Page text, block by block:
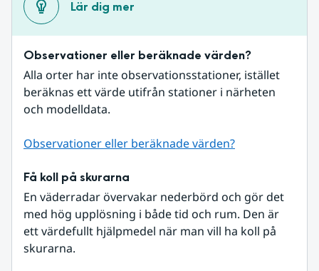
Lär dig mer
Observationer eller beräknade värden?
Alla orter har inte observationsstationer, istället
beräknas ett värde utifrån stationer i närheten
och modelldata.
Observationer eller beräknade värden?
Få koll på skurarna
En väderradar övervakar nederbörd och gör det
med hög upplösning i både tid och rum. Den är
ett värdefullt hjälpmedel när man vill ha koll på
skurarna.